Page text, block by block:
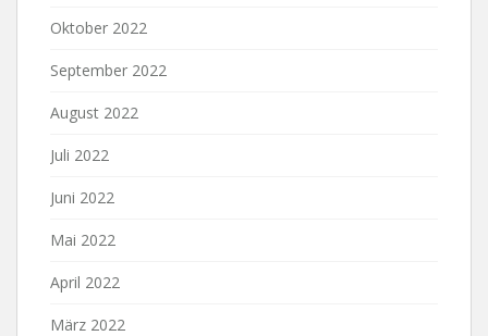
Oktober 2022
September 2022
August 2022
Juli 2022
Juni 2022
Mai 2022
April 2022
März 2022